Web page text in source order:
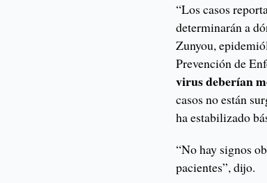
“Los casos
determinarán a
Zunyou,
Prevención de
virus deberían
casos no están
ha estabilizado
“No hay signos
pacientes”, dijo.